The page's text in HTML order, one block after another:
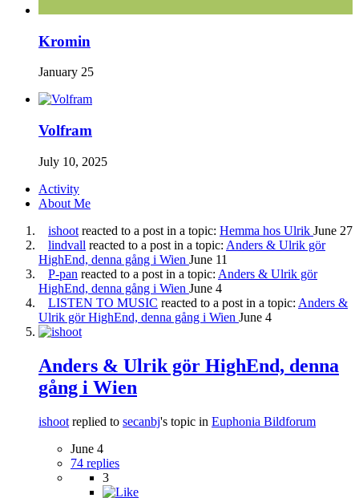
Kromin
January 25
Volfram
July 10, 2025
Activity
About Me
ishoot reacted to a post in a topic: Hemma hos Ulrik June 27
lindvall reacted to a post in a topic: Anders & Ulrik gör
HighEnd, denna gång i Wien June 11
P-pan reacted to a post in a topic: Anders & Ulrik gör
HighEnd, denna gång i Wien June 4
LISTEN TO MUSIC reacted to a post in a topic: Anders &
Ulrik gör HighEnd, denna gång i Wien June 4
Anders & Ulrik gör HighEnd, denna
gång i Wien
ishoot replied to secanbj's topic in Euphonia Bildforum
June 4
74 replies
3